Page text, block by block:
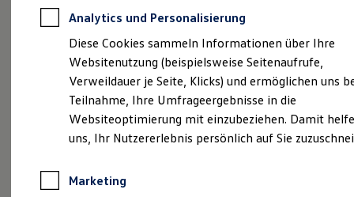
Autokredit mit Schlussrate
Versicherungen und Garantien
Kfz-Versicherung
Restschuldversicherungen
Garantien
Wartungsverträge
Geschäftskunden
Professional Class bei Volkswagen
Großkunden
Behörden
Anpfiff zum Gewinn
Impressum & Rechtliches)
Analytics und Personalisierung
Diese Cookies sammeln Informationen über Ihre
Websitenutzung (beispielsweise Seitenaufrufe,
Verweildauer je Seite, Klicks) und ermöglichen uns
Teilnahme, Ihre Umfrageergebnisse in die
Websiteoptimierung mit einzubeziehen. Damit
uns, Ihr Nutzererlebnis persönlich auf Sie
Marketing